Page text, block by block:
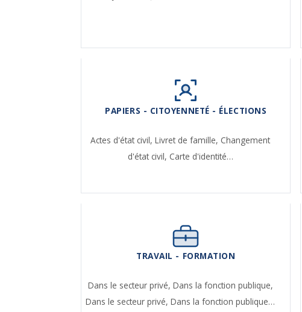
PAPIERS - CITOYENNETÉ - ÉLECTIONS
Actes d'état civil,Livret de famille, Changement
d'état civil, Carte d'identité…
TRAVAIL - FORMATION
Dans le secteur privé, Dans la fonction publique,
Dans le secteur privé,Dans la fonction publique…